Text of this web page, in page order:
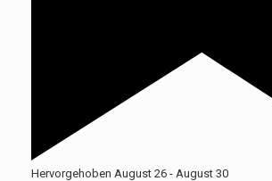
Hervorgehoben August 26 - August 30